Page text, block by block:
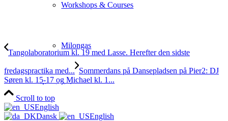
Workshops & Courses
Milongas
TangoSpirer
Tangolaboratorium kl. 19 med Lasse. Herefter den sidste
fredagspractika med... Sommerdans på Dansepladsen på Pier2: DJ
Søren kl. 15-17 og Michael kl. 1...
Scroll to top
English
Dansk
English